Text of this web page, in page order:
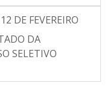
DE FEVEREIRO
DA
SELETIVO